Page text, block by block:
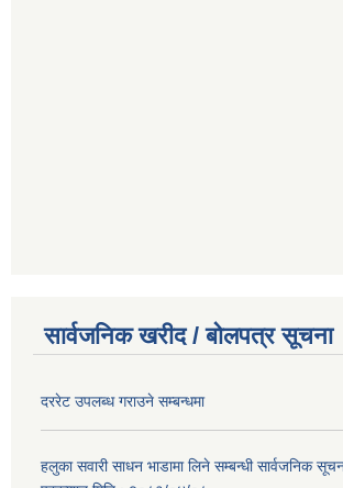
सार्वजनिक खरीद / बोलपत्र सूचना
दररेट उपलब्ध गराउने सम्बन्धमा
हलुका सवारी साधन भाडामा लिने सम्बन्धी सार्वजनिक